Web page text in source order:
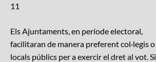
11
Els Ajuntaments, en període electoral,
facilitaran de manera preferent col·legis o
locals públics per a exercir el dret al vot. Si